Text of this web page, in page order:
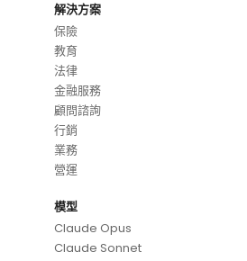
解決方案
保險
教育
法律
金融服務
顧問諮詢
行銷
業務
營運
模型
Claude Opus
Claude Sonnet